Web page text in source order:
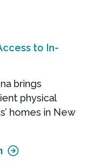
to In-
brings
physical
homes in New